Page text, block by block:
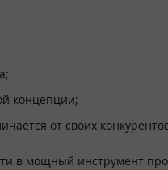
концепции;
от своих
в мощный инструмент